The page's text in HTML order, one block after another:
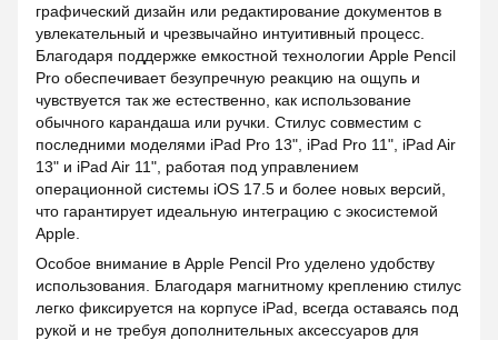
графический дизайн или редактирование документов в
увлекательный и чрезвычайно интуитивный процесс.
Благодаря поддержке емкостной технологии Apple Pencil
Pro обеспечивает безупречную реакцию на ощупь и
чувствуется так же естественно, как использование
обычного карандаша или ручки. Стилус совместим с
последними моделями iPad Pro 13", iPad Pro 11", iPad Air
13" и iPad Air 11", работая под управлением
операционной системы iOS 17.5 и более новых версий,
что гарантирует идеальную интеграцию с экосистемой
Apple.
Особое внимание в Apple Pencil Pro уделено удобству
использования. Благодаря магнитному креплению стилус
легко фиксируется на корпусе iPad, всегда оставаясь под
рукой и не требуя дополнительных аксессуаров для